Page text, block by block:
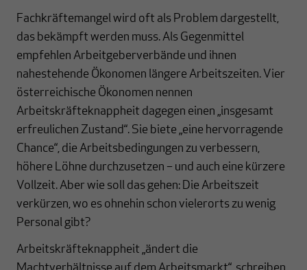
Fachkräftemangel wird oft als Problem dargestellt,
das bekämpft werden muss. Als Gegenmittel
empfehlen Arbeitgeberverbände und ihnen
nahestehende Ökonomen längere Arbeitszeiten. Vier
österreichische Ökonomen nennen
Arbeitskräfteknappheit dagegen einen „insgesamt
erfreulichen Zustand“. Sie biete „eine hervorragende
Chance“, die Arbeitsbedingungen zu verbessern,
höhere Löhne durchzusetzen – und auch eine kürzere
Vollzeit. Aber wie soll das gehen: Die Arbeitszeit
verkürzen, wo es ohnehin schon vielerorts zu wenig
Personal gibt?
Arbeitskräfteknappheit „ändert die